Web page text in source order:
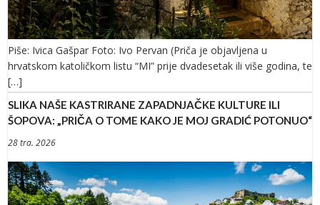
Piše: Ivica Gašpar Foto: Ivo Pervan (Priča je objavljena u
hrvatskom katoličkom listu “MI” prije dvadesetak ili više godina, te
[…]
SLIKA NAŠE KASTRIRANE ZAPADNJAČKE KULTURE ILI
ŠOPOVA: „PRIČA O TOME KAKO JE MOJ GRADIĆ POTONUO“
28 tra. 2026